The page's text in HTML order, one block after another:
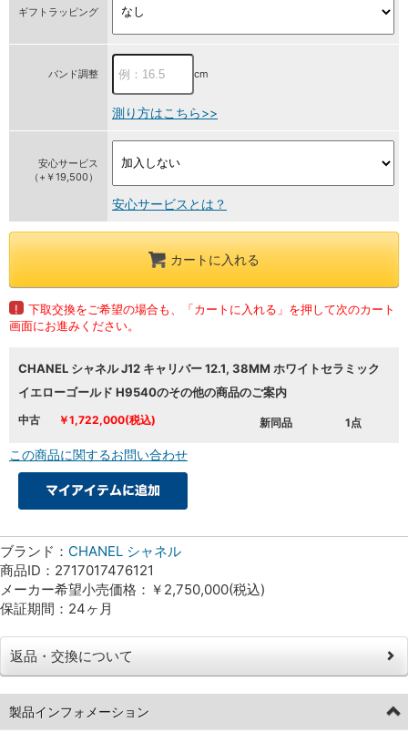
ギフトラッピング
バンド調整 cm
測り方はこちら>>
安心サービス
（+￥19,500）
安心サービスとは？
カートに入れる
!
下取交換をご希望の場合も、「カートに入れる」を押して次のカート
画面にお進みください。
CHANEL シャネル J12 キャリバー 12.1, 38MM ホワイトセラミック
イエローゴールド H9540のその他の商品のご案内
中古 ￥1,722,000(税込) 新同品 1点
この商品に関するお問い合わせ
ブランド： CHANEL シャネル
商品ID：2717017476121
メーカー希望小売価格：￥2,750,000(税込)
保証期間：24ヶ月
返品・交換について
製品インフォメーション